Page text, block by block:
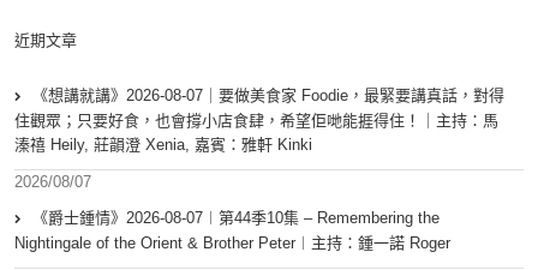
近期文章
《想講就講》2026-08-07｜要做美食家 Foodie，最緊要講真話，對得
住觀眾；只要好食，也會撐小店食肆，希望佢哋能捱得住！｜主持：馬
溱禧 Heily, 莊韻澄 Xenia, 嘉賓：雅軒 Kinki
2026/08/07
《爵士鍾情》2026-08-07︱第44季10集 – Remembering the
Nightingale of the Orient & Brother Peter︱主持：鍾一諾 Roger